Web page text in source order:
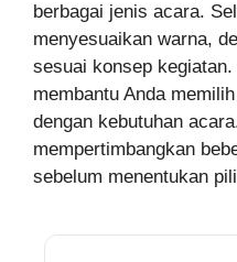
berbagai jenis acara.
menyesuaikan warna,
sesuai konsep
membantu Anda
dengan kebutuhan
mempertimbangkan
sebelum menentukan